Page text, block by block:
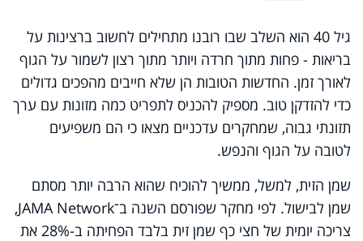
גיל 40 הוא השלב שבו רובנו מתחילים לחשוב ברצינות על
בריאות - פחות מתוך חרדה ויותר מתוך רצון לשמור על הגוף
לאורך זמן. החדשות הטובות הן שלא חייבים מהפכים גדולים
כדי להזדקן טוב. מספיק להכניס לתפריט כמה מזונות עם ערך
תזונתי גבוה, שמחקרים עדכניים מצאו כי הם משפיעים
לטובה על הגוף והנפש.
שמן הזית, למשל, ממשיך להוכיח שהוא הרבה יותר מסתם
שמן לבישול. לפי מחקר שפורסם השנה ב־JAMA Network,
צריכה יומית של חצי כף שמן זית בלבד הפחיתה ב-28% את